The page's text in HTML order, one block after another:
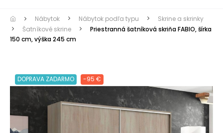
Nábytok Nábytok podľa typu
Skrine a skrinky
Šatníkové skrine
Priestranná šatníková skriňa FABIO, šírka
150 cm, výška 245 cm
DOPRAVA ZADARMO -95 €